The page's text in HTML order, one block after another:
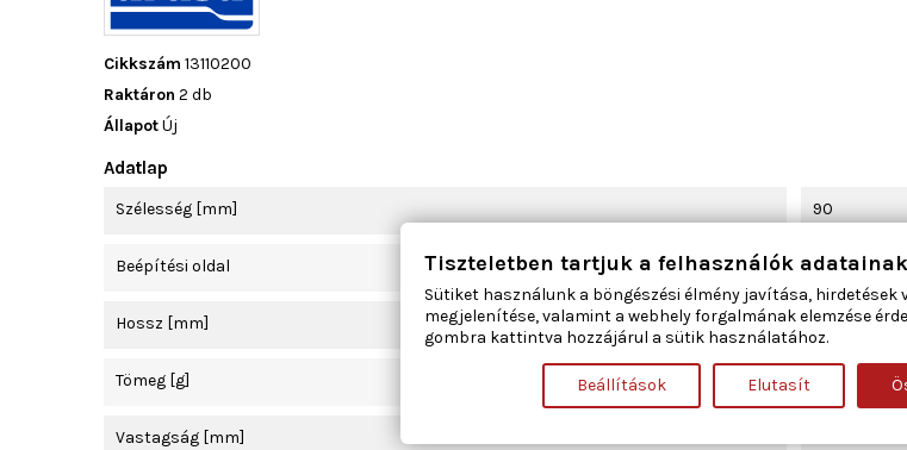
Cikkszám 13110200
Raktáron 2 db
ÁllapotÚj
Adatlap
Szélesség [mm] 90
Beépítési oldal Szívócső
Hossz [mm] 405
Tömeg [g]
Vastagság [mm]
Tiszteletben tartjuk a felhasználók
Sütiket használunk a böngészési élmény javítása,
megjelenítése, valamint a webhely forgalmának elemzése
gombra kattintva hozzájárul a sütik használatához.
Beállítások Elutasít